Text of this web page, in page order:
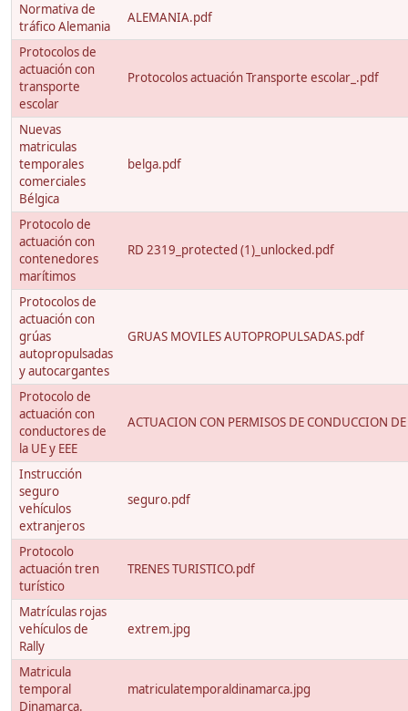
Normativa de
tráfico Alemania
ALEMANIA.pdf
Protocolos de
actuación con
transporte
escolar
Protocolos actuación Transporte escolar_.pdf
Nuevas
matriculas
temporales
comerciales
Bélgica
belga.pdf
Protocolo de
actuación con
contenedores
marítimos
RD 2319_protected (1)_unlocked.pdf
Protocolos de
actuación con
grúas
autopropulsadas
y autocargantes
GRUAS MOVILES AUTOPROPULSADAS.pdf
Protocolo de
actuación con
conductores de
la UE y EEE
ACTUACION CON PERMISOS DE CONDUCCION
Instrucción
seguro
vehículos
extranjeros
seguro.pdf
Protocolo
actuación tren
turístico
TRENES TURISTICO.pdf
Matrículas rojas
vehículos de
Rally
extrem.jpg
Matricula
temporal
Dinamarca.
matriculatemporaldinamarca.jpg